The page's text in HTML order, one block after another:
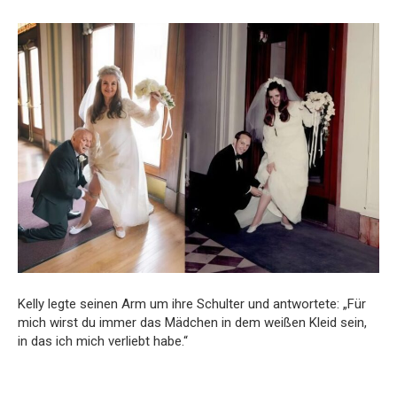
Kelly legte seinen Arm um ihre Schulter und antwortete: „Für
mich wirst du immer das Mädchen in dem weißen Kleid sein,
in das ich mich verliebt habe.“